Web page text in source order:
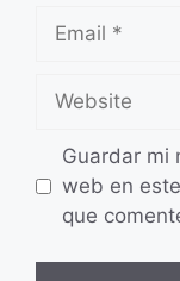
Email
Website
Guardar mi
web en
que